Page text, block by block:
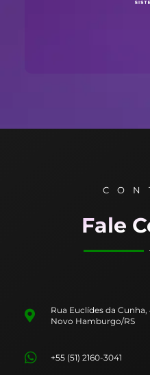
Fale
Rua Euclídes da
Novo Hamburgo/RS
+55 (51) 2160-3041